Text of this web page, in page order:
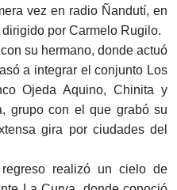
vez en radio Ñandutí, en
por Carmelo Rugilo.
su hermano, donde actuó
a integrar el conjunto Los
Ojeda Aquino, Chinita y
grupo con el que grabó su
gira por ciudades del
realizó un cielo de